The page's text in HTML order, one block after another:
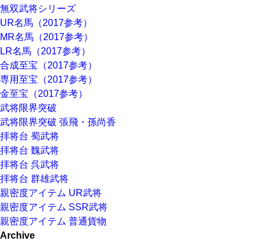
無双武将シリーズ
UR名馬（2017参考）
MR名馬（2017参考）
LR名馬（2017参考）
合成至宝（2017参考）
専用至宝（2017参考）
金至宝（2017参考）
武将限界突破
武将限界突破 張飛・孫尚香
拝将台 蜀武将
拝将台 魏武将
拝将台 呉武将
拝将台 群雄武将
親密度アイテム UR武将
親密度アイテム SSR武将
親密度アイテム 普通貨物
Archive